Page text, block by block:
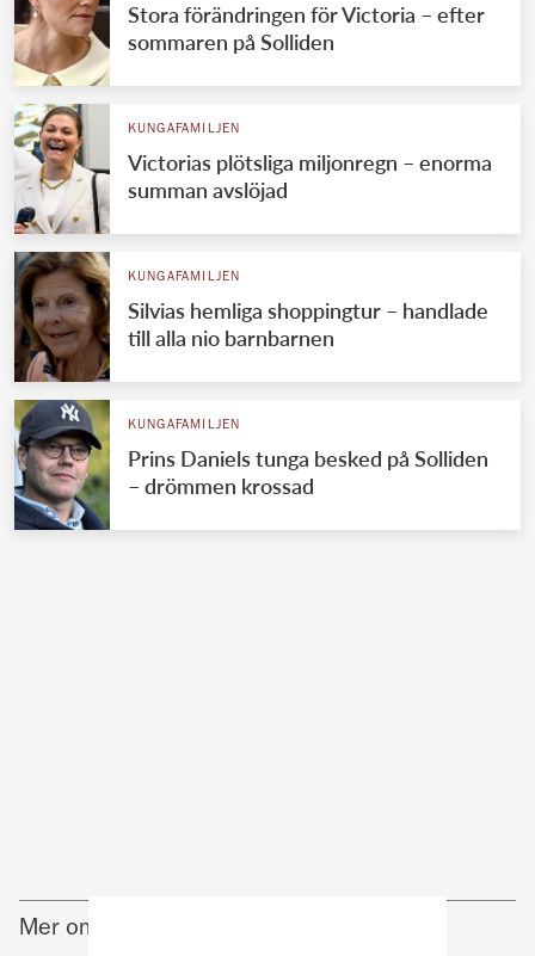
Stora förändringen för Victoria – efter
sommaren på Solliden
KUNGAFAMILJEN
Victorias plötsliga miljonregn – enorma
summan avslöjad
KUNGAFAMILJEN
Silvias hemliga shoppingtur – handlade
till alla nio barnbarnen
KUNGAFAMILJEN
Prins Daniels tunga besked på Solliden
– drömmen krossad
Mer om Kungafamiljen